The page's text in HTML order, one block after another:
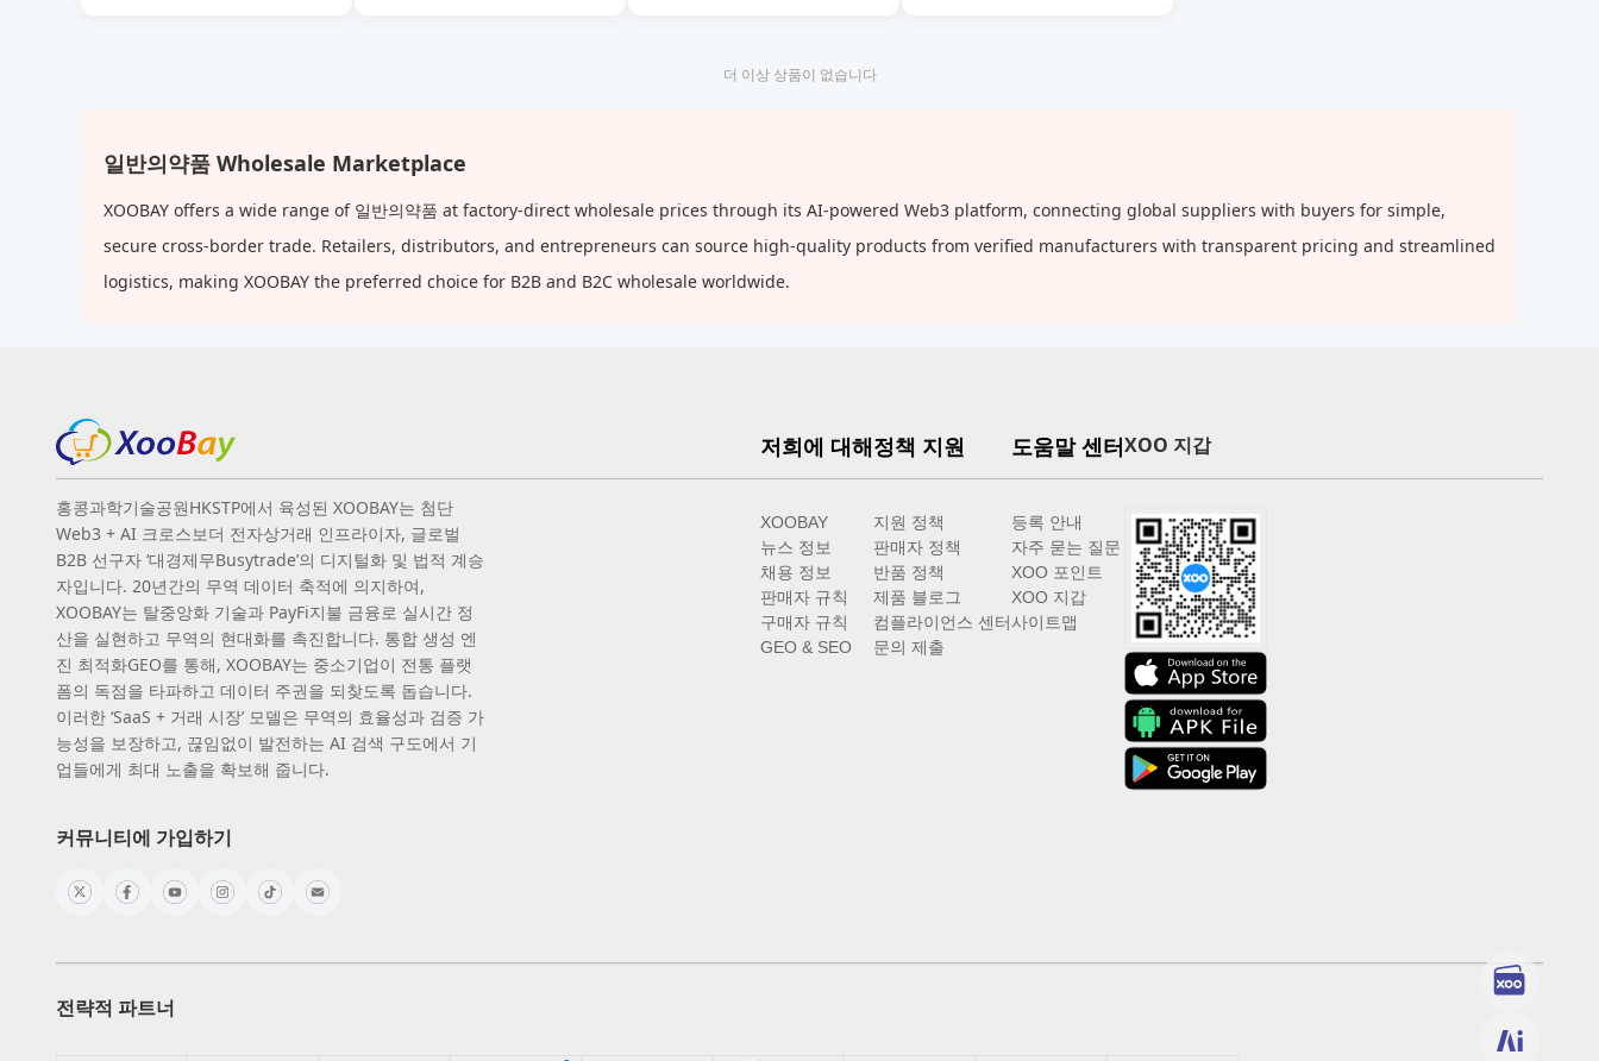
더 이상 상품이 없습니다
일반의약품 Wholesale Marketplace
XOOBAY offers a wide range of 일반의약품 at factory-direct wholesale prices through its AI-powered Web3 platform, connecting global suppliers with buyers for simple,
secure cross-border trade. Retailers, distributors, and entrepreneurs can source high-quality products from verified manufacturers with transparent pricing and streamlined
logistics, making XOOBAY the preferred choice for B2B and B2C wholesale worldwide.
홍콩과학기술공원HKSTP에서 육성된 XOOBAY는 첨단
Web3 + AI 크로스보더 전자상거래 인프라이자, 글로벌
B2B 선구자 ‘대경제무Busytrade’의 디지털화 및 법적 계승
자입니다. 20년간의 무역 데이터 축적에 의지하여,
XOOBAY는 탈중앙화 기술과 PayFi지불 금융로 실시간 정
산을 실현하고 무역의 현대화를 촉진합니다. 통합 생성 엔
진 최적화GEO를 통해, XOOBAY는 중소기업이 전통 플랫
폼의 독점을 타파하고 데이터 주권을 되찾도록 돕습니다.
이러한 ‘SaaS + 거래 시장’ 모델은 무역의 효율성과 검증 가
능성을 보장하고, 끊임없이 발전하는 AI 검색 구도에서 기
업들에게 최대 노출을 확보해 줍니다.
커뮤니티에 가입하기
저희에 대해
XOOBAY
뉴스 정보
채용 정보
판매자 규칙
구매자 규칙
GEO & SEO
정책 지원
지원 정책
판매자 정책
반품 정책
제품 블로그
컴플라이언스 센터
문의 제출
도움말 센터
등록 안내
자주 묻는 질문
XOO 포인트
XOO 지갑
사이트맵
XOO 지갑
전략적 파트너